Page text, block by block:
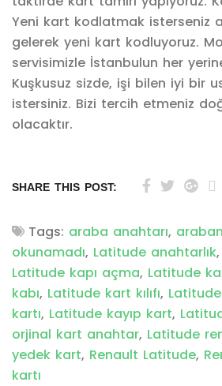
Yeni kart kodlatmak isterseniz
gelerek yeni kart kodluyoruz.
servisimizle İstanbulun her
Kuşkusuz sizde, işi bilen iyi bir
istersiniz. Bizi tercih etmeniz
olacaktır.
SHARE THIS POST:
Tags: araba anahtarı,
okunamadı, Latitude anahtarlık,
Latitude kapı açma, Latitude
kabı, Latitude kart kılıfı,
kartı, Latitude kayıp kart,
orjinal kart anahtar, Latitude
yedek kart, Renault Latitude,
kartı